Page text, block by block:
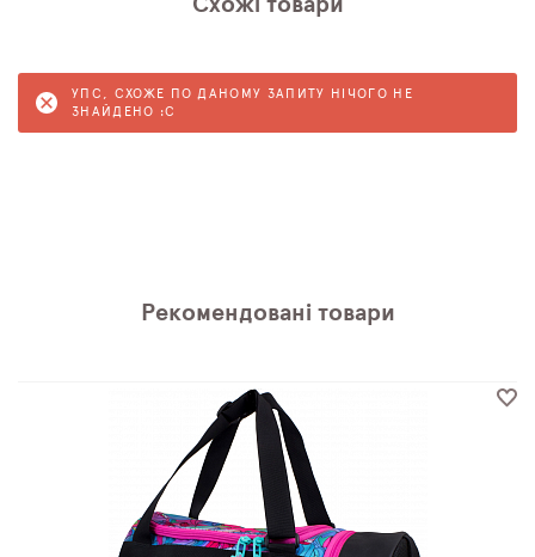
УПС, СХОЖЕ ПО ДАНОМУ ЗАПИТУ НІЧОГО НЕ
ЗНАЙДЕНО :C
Рекомендовані товари